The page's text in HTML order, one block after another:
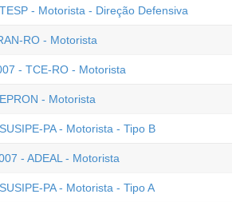
- Motorista - Direção Defensiva
RO - Motorista
- TCE-RO - Motorista
- Motorista
PA - Motorista - Tipo B
- ADEAL - Motorista
PA - Motorista - Tipo A